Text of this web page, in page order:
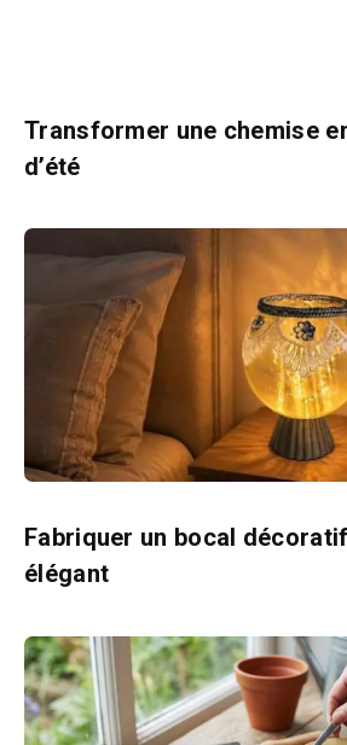
Transformer une chemise
d’été
Fabriquer un bocal
élégant